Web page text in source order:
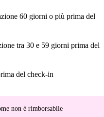
60 giorni o più prima del
tra 30 e 59 giorni prima del
del check-in
non è rimborsabile